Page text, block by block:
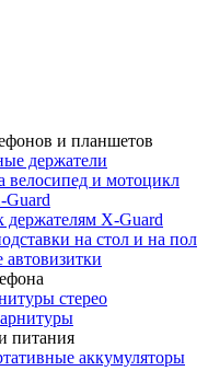
и планшетов
держатели
велосипед и мотоцикл
Guard
держателям X-Guard
на стол и на пол
стерео
питания
аккумуляторы